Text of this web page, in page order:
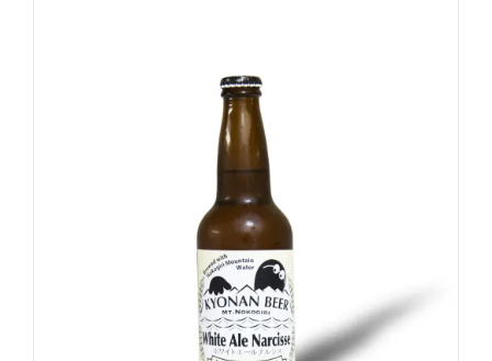
お買い物カゴに追加
詳細